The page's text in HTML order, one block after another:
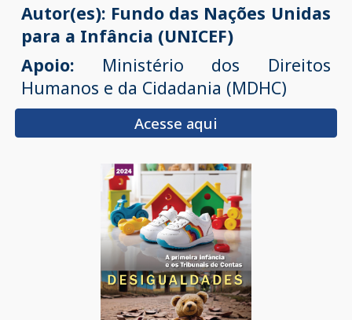
Autor(es): Fundo das Nações Unidas
para a Infância (UNICEF)
Apoio: Ministério dos Direitos
Humanos e da Cidadania (MDHC)
Acesse aqui